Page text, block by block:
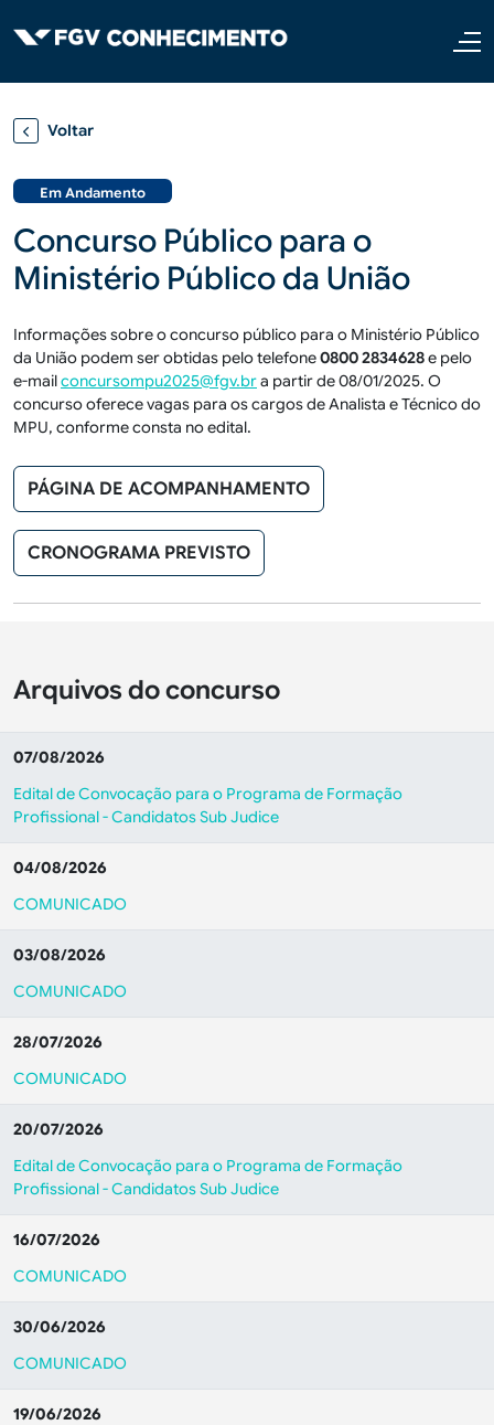
Voltar
Em Andamento
Concurso Público para o
Ministério Público da União
Informações sobre o concurso público para o Ministério Público
da União podem ser obtidas pelo telefone08002834628e pelo
e-mailconcursompu2025@fgv.bra partir de 08/01/2025. O
concurso oferece vagas para os cargos de Analista e Técnico do
MPU, conforme consta no edital.
PÁGINA DE ACOMPANHAMENTO
CRONOGRAMA PREVISTO
Arquivos do concurso
07/08/2026
Edital de Convocação para o Programa de Formação
Profissional - Candidatos Sub Judice
04/08/2026
COMUNICADO
03/08/2026
COMUNICADO
28/07/2026
COMUNICADO
20/07/2026
Edital de Convocação para o Programa de Formação
Profissional - Candidatos Sub Judice
16/07/2026
COMUNICADO
30/06/2026
COMUNICADO
19/06/2026